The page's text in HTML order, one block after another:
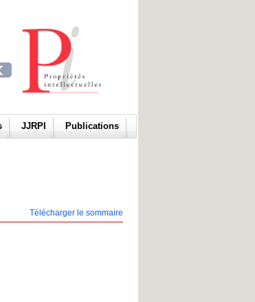
JJRPI Publications
Télécharger le sommaire